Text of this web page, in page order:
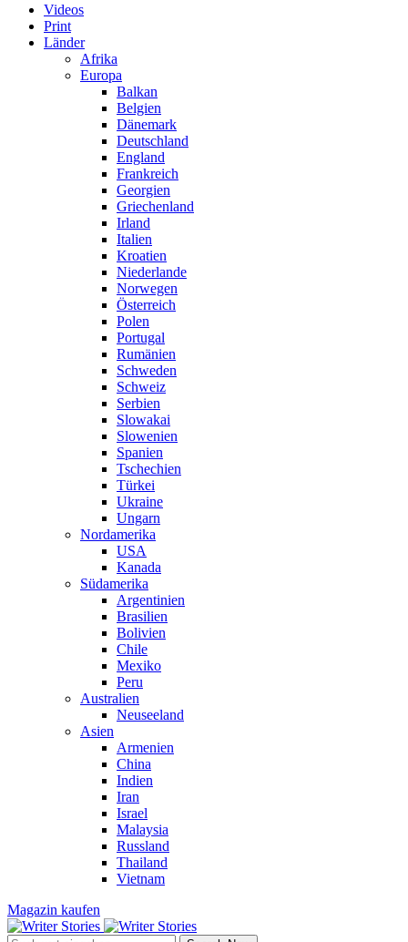
Videos
Print
Länder
Afrika
Europa
Balkan
Belgien
Dänemark
Deutschland
England
Frankreich
Georgien
Griechenland
Irland
Italien
Kroatien
Niederlande
Norwegen
Österreich
Polen
Portugal
Rumänien
Schweden
Schweiz
Serbien
Slowakai
Slowenien
Spanien
Tschechien
Türkei
Ukraine
Ungarn
Nordamerika
USA
Kanada
Südamerika
Argentinien
Brasilien
Bolivien
Chile
Mexiko
Peru
Australien
Neuseeland
Asien
Armenien
China
Indien
Iran
Israel
Malaysia
Russland
Thailand
Vietnam
Magazin kaufen